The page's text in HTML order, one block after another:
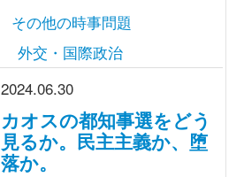
その他の時事問題
外交・国際政治
2024.06.30
カオスの都知事選をどう
見るか。民主主義か、堕
落か。